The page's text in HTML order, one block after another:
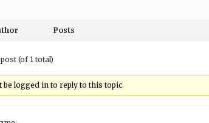
Posts
(of 1 total)
be logged in to reply to this topic.